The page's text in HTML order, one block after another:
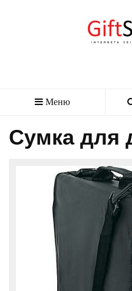
Меню
Сумка для